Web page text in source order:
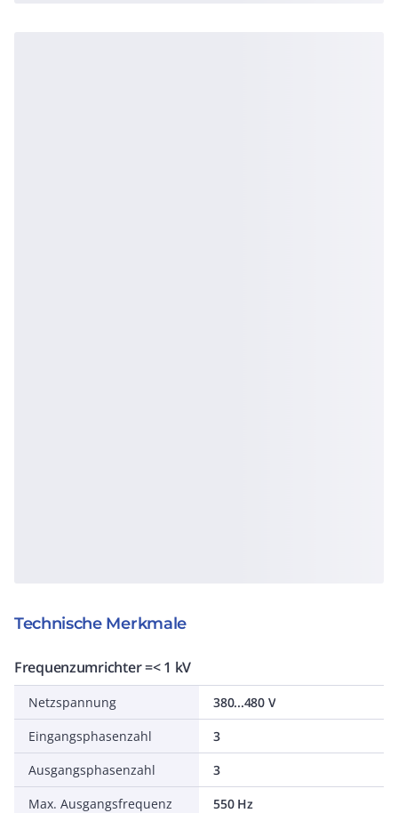
Technische Merkmale
Frequenzumrichter =< 1 kV
Netzspannung
380...480 V
Eingangsphasenzahl
3
Ausgangsphasenzahl
3
Max. Ausgangsfrequenz
550 Hz